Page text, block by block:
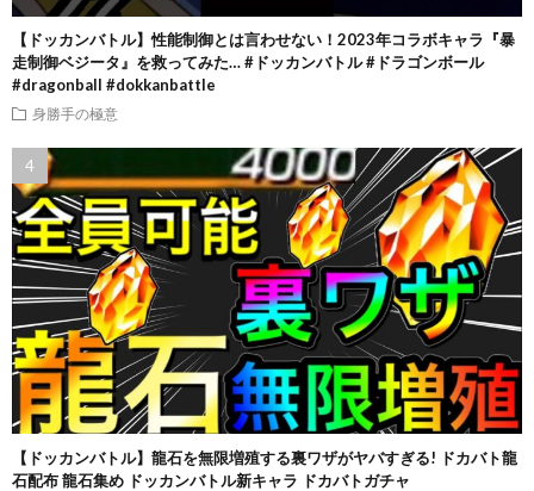
【ドッカンバトル】性能制御とは言わせない！2023年コラボキャラ『暴
走制御ベジータ』を救ってみた… #ドッカンバトル #ドラゴンボール
#dragonball #dokkanbattle
身勝手の極意
【ドッカンバトル】龍石を無限増殖する裏ワザがヤバすぎる! ドカバト龍
石配布 龍石集め ドッカンバトル新キャラ ドカバトガチャ